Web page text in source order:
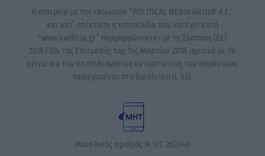
Η εταιρεία με την επωνυμία “POLITICAL MEDIA GROUP A.E.”
και κατ’ επέκταση η ιστοσελίδα που κατέχει αυτή
“www.karfitsa.gr” συμμορφώνονται με τη Σύσταση (ΕΕ)
2018/334 της Επιτροπής της 1ης Μαρτίου 2018 σχετικά με τα
μέτρα για την αποτελεσματική αντιμετώπιση του παράνομου
περιεχομένου στο διαδίκτυο (L 63).
Μοναδικός αριθμός Μ.Η.Τ. 262048